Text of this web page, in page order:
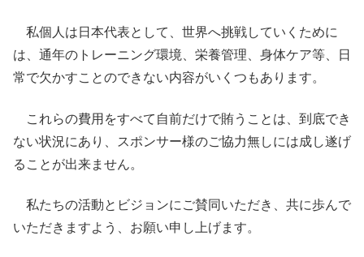
私個人は日本代表として、世界へ挑戦していくために
は、通年のトレーニング環境、栄養管理、身体ケア等、日
常で欠かすことのできない内容がいくつもあります。
これらの費用をすべて自前だけで賄うことは、到底でき
ない状況にあり、スポンサー様のご協力無しには成し遂げ
ることが出来ません。
私たちの活動とビジョンにご賛同いただき、共に歩んで
いただきますよう、お願い申し上げます。